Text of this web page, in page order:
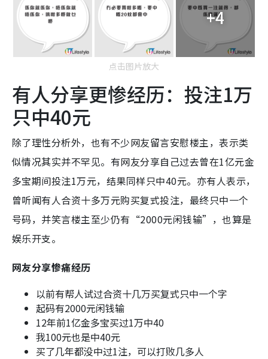
+4
点击图片放大
有人分享更惨经历：投注1万
只中40元
除了理性分析外，也有不少网友留言安慰楼主，表示类
似情况其实并不罕见。有网友分享自己过去曾在1亿元金
多宝期间投注1万元，结果同样只中40元。亦有人表示，
曾听闻有人合资十多万元购买复式投注，最终只中一个
号码，并笑言楼主至少仍有“2000元闲钱输”，也算是
娱乐开支。
网友分享惨痛经历
以前有帮人试过合资十几万买复式只中一个字
起码有2000元闲钱输
12年前1亿金多宝买过1万中40
我100元也是中40元
买了几年都没中过1注，可以打败几多人